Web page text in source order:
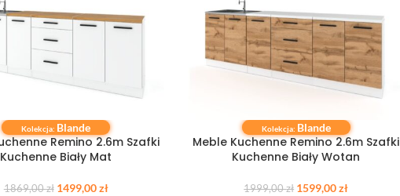
KOSZYKA
Kolekcja: Blande
Remino 2.6m Szafki
Kuchenne Biały Mat
1869,00zł 1499,00zł
DODAJ DO KOSZYKA
Kolekcja: Blande
Meble Kuchenne Remino 2.6m Szafki
Kuchenne Biały Wotan
1999,00zł 1599,00zł